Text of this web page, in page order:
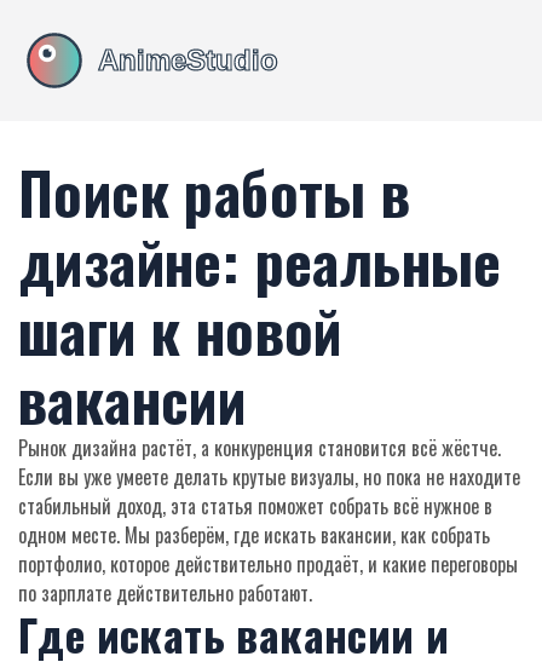
Поиск работы в
дизайне: реальные
шаги к новой
вакансии
Рынок дизайна растёт, а конкуренция становится всё жёстче.
Если вы уже умеете делать крутые визуалы, но пока не находите
стабильный доход, эта статья поможет собрать всё нужное в
одном месте. Мы разберём, где искать вакансии, как собрать
портфолио, которое действительно продаёт, и какие переговоры
по зарплате действительно работают.
Где искать вакансии и